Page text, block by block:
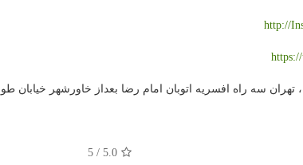
http://
سه راه افسریه اتوبان امام رضا بعداز خاورشهر خیابان طوس12
5.0
/ 5